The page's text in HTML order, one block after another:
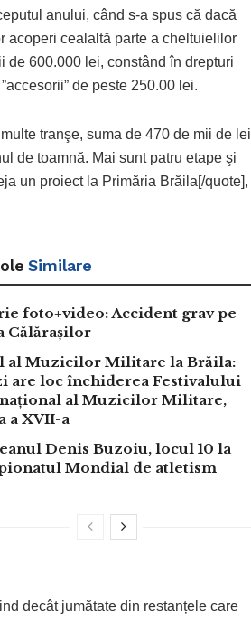
anului, când s-a spus că dacă
acoperi cealaltă parte a cheltuielilor
600.000 lei, constând în drepturi
de peste 250.00 lei.
tranşe, suma de 470 de mii de lei
de toamnă. Mai sunt patru etape şi
un proiect la Primăria Brăila[/quote],
Similare
foto+video: Accident grav pe
Călărașilor
al Muzicilor Militare la Brăila:
are loc închiderea Festivalului
al Muzicilor Militare,
a XVII-a
Denis Buzoiu, locul 10 la
Mondial de atletism
decât jumătate din restanțele care